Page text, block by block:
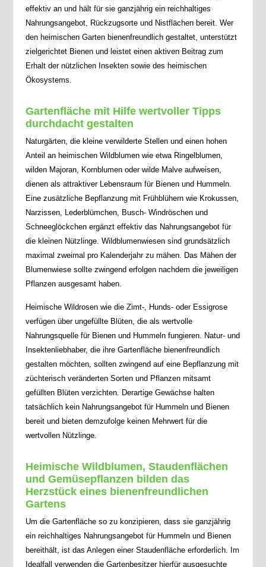
effektiv an und hält für sie ganzjährig ein reichhaltiges
Nahrungsangebot, Rückzugsorte und Nistflächen bereit. Wer
den heimischen Garten bienenfreundlich gestaltet, unterstützt
zielgerichtet Bienen und leistet einen aktiven Beitrag zum
Erhalt der nützlichen Insekten sowie des heimischen
Ökosystems.
Gartenfläche mit Hilfe wertvoller Tipps
durchdacht gestalten
Naturgärten, die kleine verwilderte Stellen und einen hohen
Anteil an heimischen Wildblumen wie etwa Ringelblumen,
wilden Majoran, Kornblumen oder wilde Malve aufweisen,
dienen als attraktiver Lebensraum für Bienen und Hummeln.
Eine zusätzliche Bepflanzung mit Frühblühern wie Krokussen,
Narzissen, Lederblümchen, Busch- Windröschen und
Schneeglöckchen ergänzt effektiv das Nahrungsangebot für
die kleinen Nützlinge. Wildblumenwiesen sind grundsätzlich
maximal zweimal pro Kalenderjahr zu mähen. Das Mähen der
Blumenwiese sollte zwingend erfolgen nachdem die jeweiligen
Pflanzen ausgesamt haben.
Heimische Wildrosen wie die Zimt-, Hunds- oder Essigrose
verfügen über ungefüllte Blüten, die als wertvolle
Nahrungsquelle für Bienen und Hummeln fungieren. Natur- und
Insektenliebhaber, die ihre Gartenfläche bienenfreundlich
gestalten möchten, sollten zwingend auf eine Bepflanzung mit
züchterisch veränderten Sorten und Pflanzen mitsamt
gefüllten Blüten verzichten. Derartige Gewächse halten
tatsächlich kein Nahrungsangebot für Hummeln und Bienen
bereit und bieten demzufolge keinen Mehrwert für die
wertvollen Nützlinge.
Heimische Wildblumen, Staudenflächen
und Gemüsepflanzen bilden das
Herzstück eines bienenfreundlichen
Gartens
Um die Gartenfläche so zu konzipieren, dass sie ganzjährig
ein reichhaltiges Nahrungsangebot für Hummeln und Bienen
bereithält, ist das Anlegen einer Staudenfläche erforderlich. Im
Idealfall verwenden die Gartenbesitzer hierfür ausgesuchte